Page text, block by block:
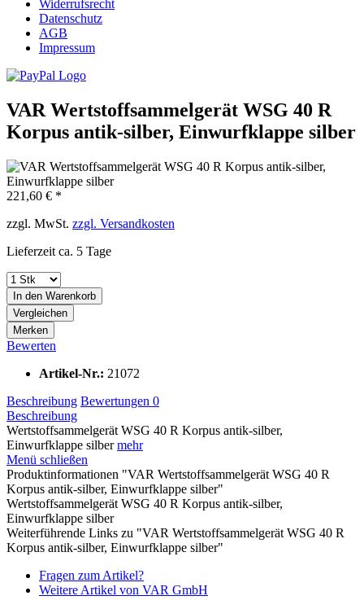
Widerrufsrecht
Datenschutz
AGB
Impressum
VAR Wertstoffsammelgerät WSG 40 R
Korpus antik-silber, Einwurfklappe silber
221,60 € *
zzgl. MwSt. zzgl. Versandkosten
Lieferzeit ca. 5 Tage
In den Warenkorb
Vergleichen
Merken
Bewerten
Artikel-Nr.: 21072
Beschreibung Bewertungen 0
Beschreibung
Wertstoffsammelgerät WSG 40 R Korpus antik-silber,
Einwurfklappe silbermehr
Menü schließen
Produktinformationen "VAR Wertstoffsammelgerät WSG 40 R
Korpus antik-silber, Einwurfklappe silber"
Wertstoffsammelgerät WSG 40 R Korpus antik-silber,
Einwurfklappe silber
Weiterführende Links zu "VAR Wertstoffsammelgerät WSG 40 R
Korpus antik-silber, Einwurfklappe silber"
Fragen zum Artikel?
Weitere Artikel von VAR GmbH